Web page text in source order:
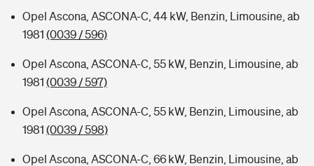
Opel Ascona, ASCONA-C, 44 kW, Benzin, Limousine, ab
1981 (0039 / 596)
Opel Ascona, ASCONA-C, 55 kW, Benzin, Limousine, ab
1981 (0039 / 597)
Opel Ascona, ASCONA-C, 55 kW, Benzin, Limousine, ab
1981 (0039 / 598)
Opel Ascona, ASCONA-C, 66 kW, Benzin, Limousine, ab